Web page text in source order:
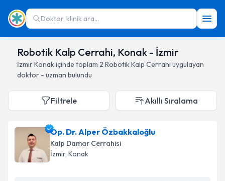
Doktor, klinik ara...
Robotik Kalp Cerrahi, Konak - İzmir
İzmirKonakiçinde toplam 2 Robotik Kalp Cerrahi uygulayan
doktor - uzman bulundu
Filtrele Akıllı Sıralama
Op. Dr. Alper Özbakkaloğlu
Kalp Damar Cerrahisi
İzmir, Konak